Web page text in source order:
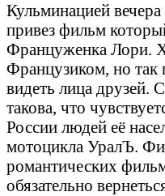
Кульминацией
привез фильм
Француженка Лори.
Французиком, но так
видеть лица друзей.
такова, что
России людей её
мотоцикла УралЪ.
романтических
обязательно